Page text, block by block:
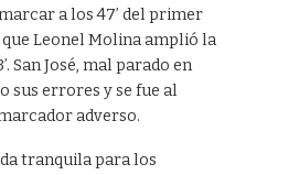
a los 47’ del primer
Leonel Molina amplió la
San José, mal parado en
sus errores y se fue al
adverso.
tranquila para los